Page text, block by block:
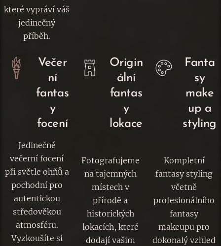
které vypráví váš
jedinečný
příběh.
Večer
ní
fantas
y
focení
Jedinečné
večerní focení
při světle ohňů a
pochodní pro
autentickou
středověkou
atmosféru.
Vyzkoušíte si
Origin
ální
fantas
y
lokace
Fotografujeme
na tajemných
místech v
přírodě a
historických
lokacích, které
dodají vašim
Fanta
sy
make
up a
styling
Kompletní
fantasy styling
včetně
profesionálního
fantasy
makeupu pro
dokonalý vzhled